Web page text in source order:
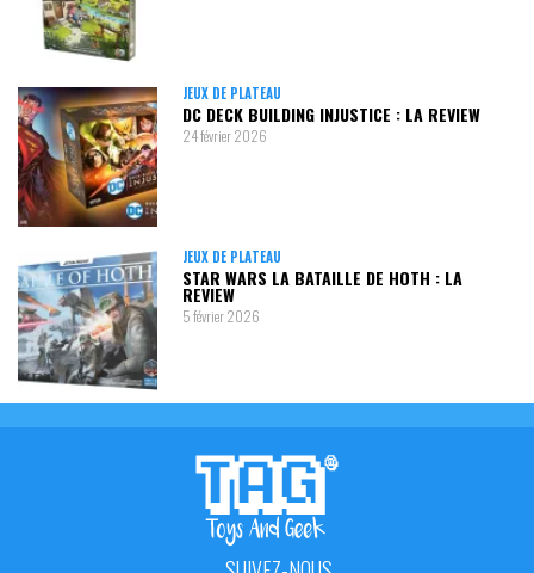
JEUX DE PLATEAU
DC DECK BUILDING INJUSTICE : LA REVIEW
24 février 2026
JEUX DE PLATEAU
STAR WARS LA BATAILLE DE HOTH : LA
REVIEW
5 février 2026